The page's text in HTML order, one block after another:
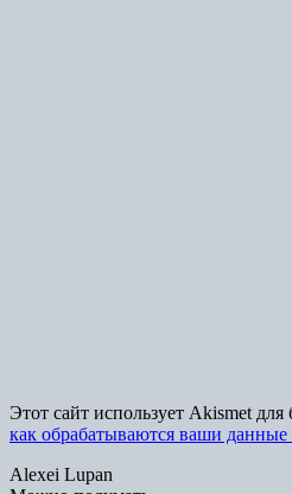
Этот сайт использует Akismet
как обрабатываются ваши данные
Alexei Lupan